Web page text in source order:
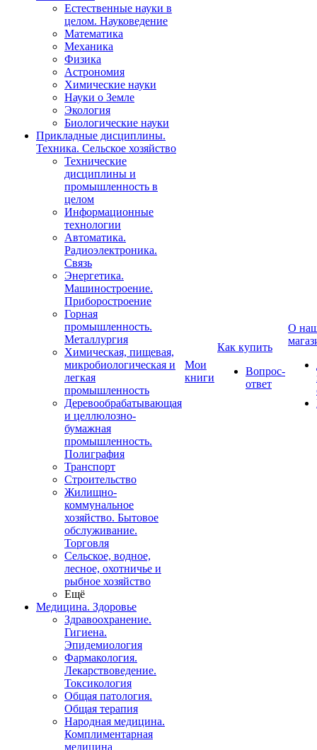
Естественные науки в
целом. Науковедение
Математика
Механика
Физика
Астрономия
Химические науки
Науки о Земле
Экология
Биологические науки
Прикладные дисциплины.
Техника. Сельское хозяйство
Технические
дисциплины и
промышленность в
целом
Информационные
технологии
Автоматика.
Радиоэлектроника.
Связь
Энергетика.
Машиностроение.
Приборостроение
Горная
промышленность.
Металлургия
Химическая, пищевая,
микробиологическая и
легкая
промышленность
Деревообрабатывающая
и целлюлозно-
бумажная
промышленность.
Полиграфия
Транспорт
Строительство
Жилищно-
коммунальное
хозяйство. Бытовое
обслуживание.
Торговля
Сельское, водное,
лесное, охотничье и
рыбное хозяйство
Ещё
Медицина. Здоровье
Здравоохранение.
Гигиена.
Эпидемиология
Фармакология.
Лекарствоведение.
Токсикология
Общая патология.
Общая терапия
Народная медицина.
Комплиментарная
медицина
Мои
книги
Как купить
Вопрос-
ответ
О